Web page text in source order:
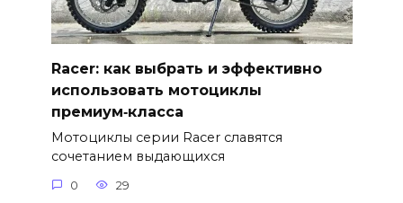
Racer: как выбрать и эффективно
использовать мотоциклы
премиум‑класса
Мотоциклы серии Racer славятся
сочетанием выдающихся
0 29